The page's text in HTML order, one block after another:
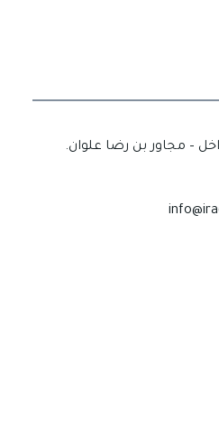
– مجاور بن رضا علوان.